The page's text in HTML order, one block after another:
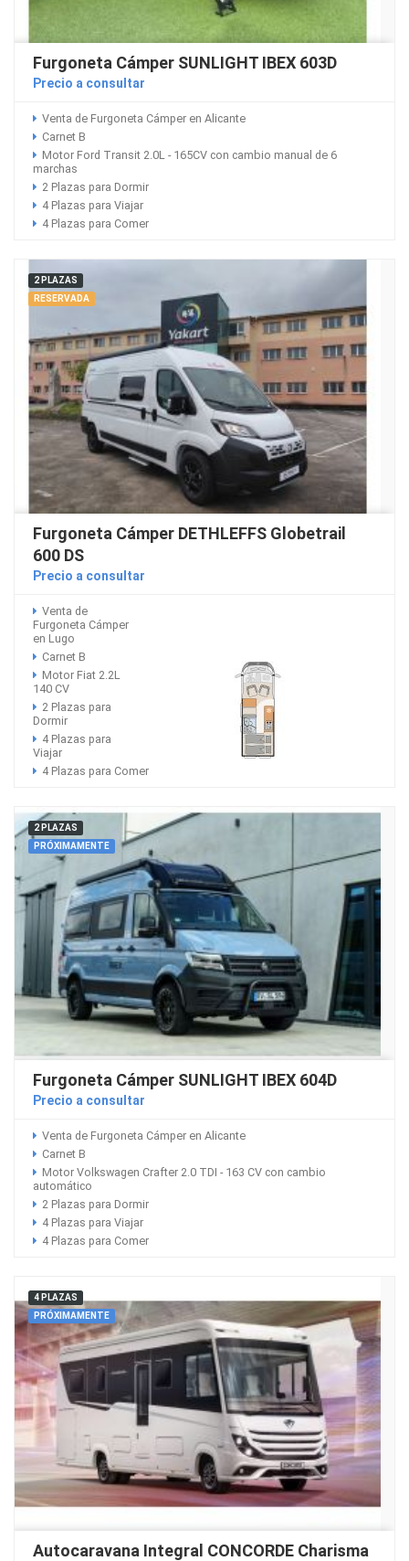
Furgoneta Cámper SUNLIGHT IBEX 603D
Precio a consultar
Venta de Furgoneta Cámper en Alicante
Carnet B
Motor Ford Transit 2.0L - 165CV con cambio manual de 6
marchas
2 Plazas para Dormir
4 Plazas para Viajar
4 Plazas para Comer
2 PLAZAS
RESERVADA
Furgoneta Cámper DETHLEFFS Globetrail
600 DS
Precio a consultar
Venta de
Furgoneta Cámper
en Lugo
Carnet B
Motor Fiat 2.2L
140 CV
2 Plazas para
Dormir
4 Plazas para
Viajar
4 Plazas para Comer
2 PLAZAS
PRÓXIMAMENTE
Furgoneta Cámper SUNLIGHT IBEX 604D
Precio a consultar
Venta de Furgoneta Cámper en Alicante
Carnet B
Motor Volkswagen Crafter 2.0 TDI - 163 CV con cambio
automático
2 Plazas para Dormir
4 Plazas para Viajar
4 Plazas para Comer
4 PLAZAS
PRÓXIMAMENTE
Autocaravana Integral CONCORDE Charisma